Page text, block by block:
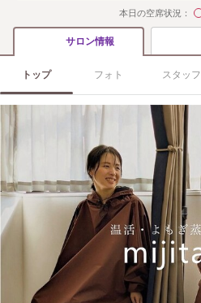
本日の空席状況：
サロン情報
トップ フォト スタッフ